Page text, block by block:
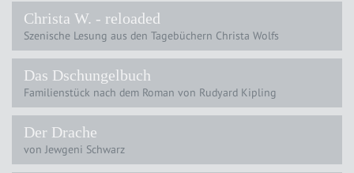
Christa W. - reloaded
Szenische Lesung aus den Tagebüchern Christa Wolfs
Das Dschungelbuch
Familienstück nach dem Roman von Rudyard Kipling
Der Drache
von Jewgeni Schwarz